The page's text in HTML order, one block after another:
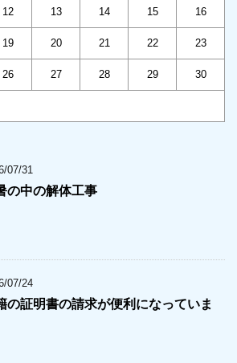
12 13 14 15 16
19 20 21 22 23
26 27 28 29 30
07/31
の中の解体工事
07/24
の証明書の請求が便利になっていま